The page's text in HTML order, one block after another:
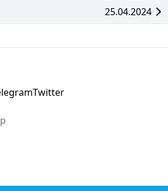
25.04.2024
Twitter